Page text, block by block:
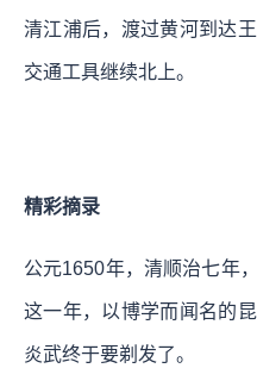
清江浦后，渡过黄河到达
交通工具继续北上。
精彩摘录
公元1650年，清顺治七年
这一年，以博学而闻名的
炎武终于要剃发了。